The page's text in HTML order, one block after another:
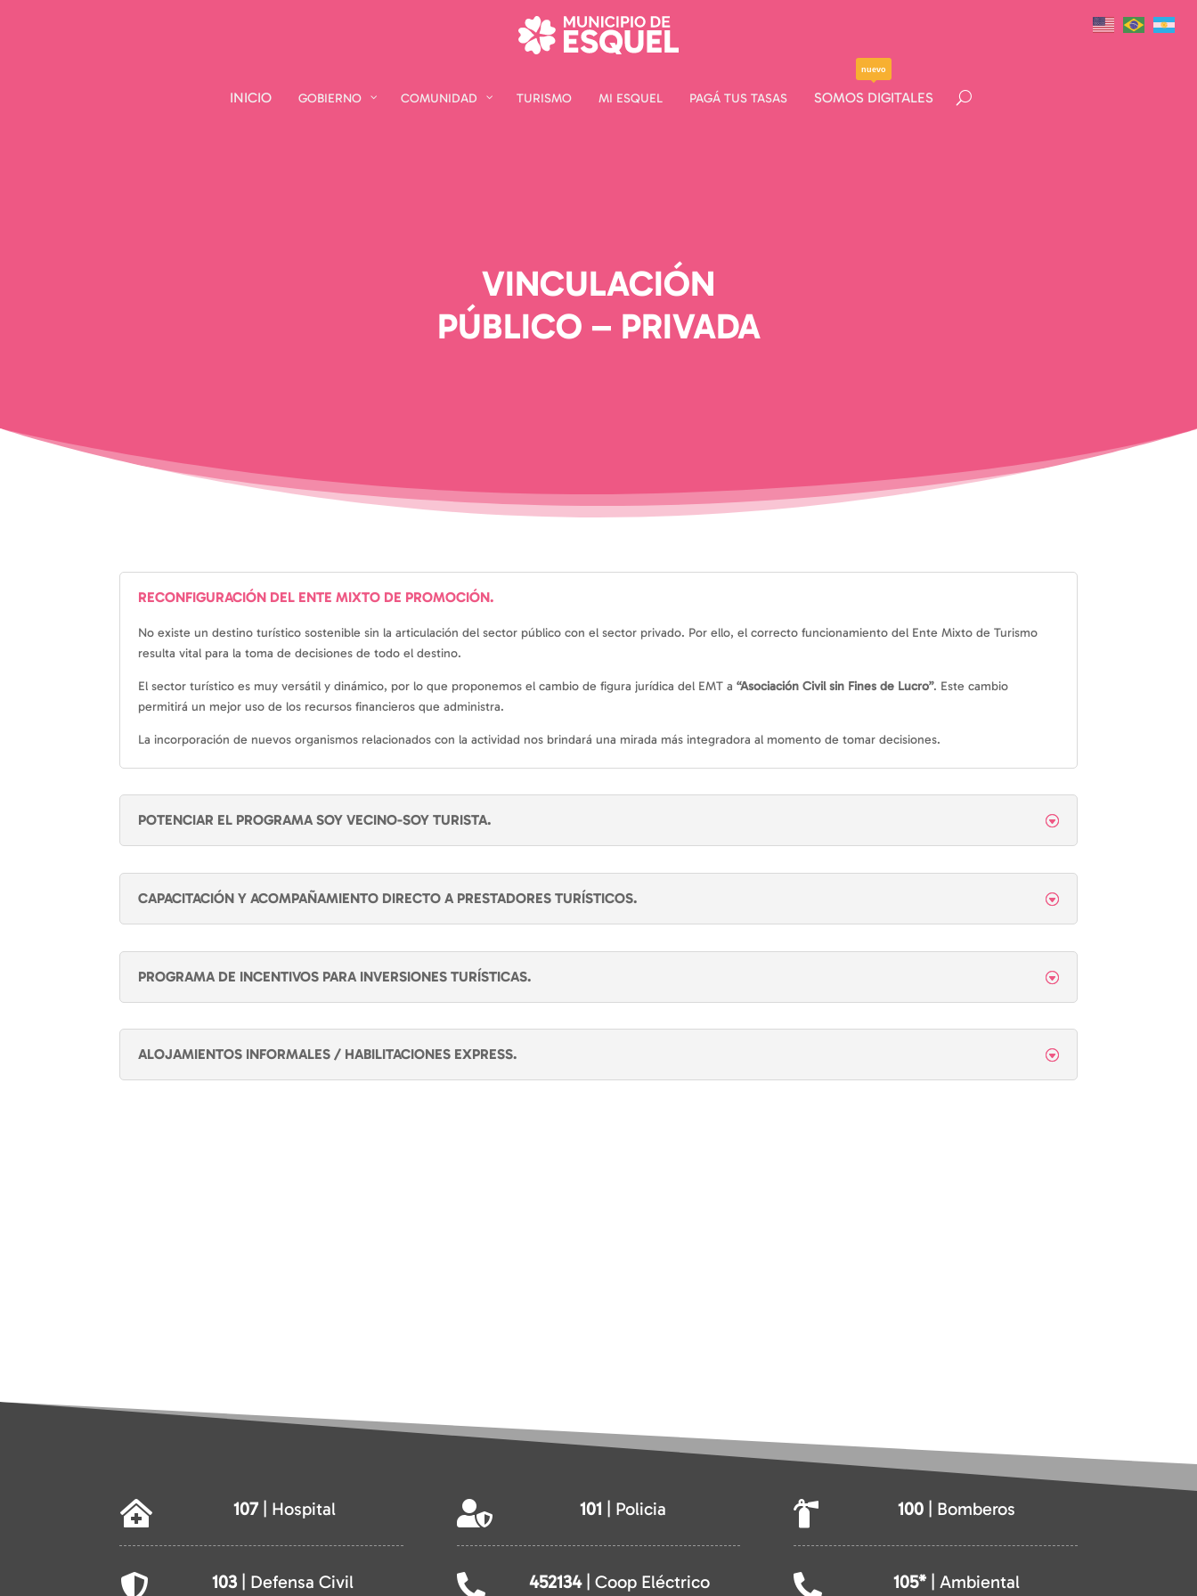
INICIO GOBIERNO COMUNIDAD TURISMO MI ESQUEL PAGÁ TUS TASAS SOMOS DIGITALES
nuevo
INICIO GOBIERNO COMUNIDAD TURISMO MI ESQUEL PAGÁ TUS TASAS SOMOS DIGITALES
nuevo
VINCULACIÓN
PÚBLICO – PRIVADA
RECONFIGURACIÓN DEL ENTE MIXTO DE PROMOCIÓN.
No existe un destino turístico sostenible sin la articulación del sector público con el sector privado. Por ello, el correcto funcionamiento del Ente Mixto de Turismo
resulta vital para la toma de decisiones de todo el destino.
El sector turístico es muy versátil y dinámico, por lo que proponemos el cambio de figura jurídica del EMT a“Asociación Civil sin Fines de Lucro”. Este cambio
permitirá un mejor uso de los recursos financieros que administra.
La incorporación de nuevos organismos relacionados con la actividad nos brindará una mirada más integradora al momento de tomar decisiones.
POTENCIAR EL PROGRAMA SOY VECINO-SOY TURISTA.
CAPACITACIÓN Y ACOMPAÑAMIENTO DIRECTO A PRESTADORES TURÍSTICOS.
PROGRAMA DE INCENTIVOS PARA INVERSIONES TURÍSTICAS.
ALOJAMIENTOS INFORMALES / HABILITACIONES EXPRESS.
 107| Hospital
 103| Defensa Civil
 101 | Policia
 452134| Coop Eléctrico
 100| Bomberos
 105*| Ambiental